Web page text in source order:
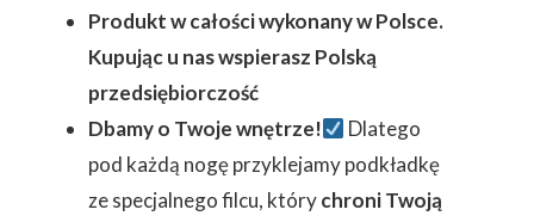
Produkt w całości wykonany w Polsce.
Kupując u nas wspierasz Polską
przedsiębiorczość
Dbamy o Twoje wnętrze!
Dlatego
pod każdą nogę przyklejamy podkładkę
ze specjalnego filcu, którychroni Twoją